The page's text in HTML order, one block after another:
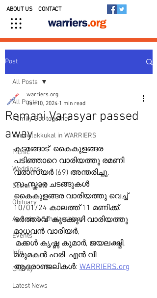
ABOUT US CONTACT
Post
All Posts
Family Get-together
Kedavilakkukal in WARRIERS
Picnic
Weddings
Social Posts
Obituary
Awards & Scholarships
Events
Info
Charity
Latest News
All Posts
Remani Varasyar passed
away
warriers.org
Jan 10, 2024 1 min read
കടങ്ങോട്  കൈകുളങ്ങര
പടിഞ്ഞാറെ വാരിയത്തു രമണി
വരാസ്യർ (69) അന്തരിച്ചു.
സംസ്കാര ചടങ്ങുകൾ
കൈകുളങ്ങര വാരിയത്തു വെച്ച്
10/01/24 കാലത്ത് 11 മണിക്ക്.
ഭർത്താവ്  കുടക്കുഴി വാരിയത്തു
മാധവൻ വാരിയർ,
മരുമകൻ ഹരി  എൻ വീ
ആദരാഞ്ജലികൾ: WARRIERS.org